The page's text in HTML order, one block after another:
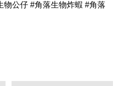
公仔 #角落生物炸蝦 #角落